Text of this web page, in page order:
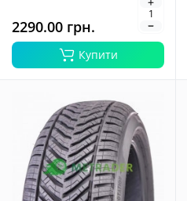
2290.00 грн.
Купити